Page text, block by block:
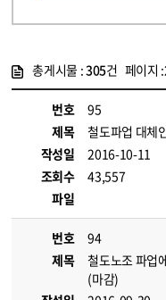
총게시물 :305건 페이지 :
번호
95
제목
철도파업 대체
작성일
2016-10-11
조회수
43,557
파일
번호
94
제목
철도노조 파업
(마감)